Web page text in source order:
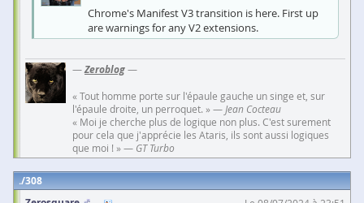
Chrome's Manifest V3 transition is here. First up
are warnings for any V2 extensions.
—Zeroblog—
« Tout homme porte sur l'épaule gauche un singe et, sur
l'épaule droite, un perroquet. » — Jean Cocteau
« Moi je cherche plus de logique non plus. C'est surement
pour cela que j'apprécie les Ataris, ils sont aussi logiques
que moi ! » — GT Turbo
308